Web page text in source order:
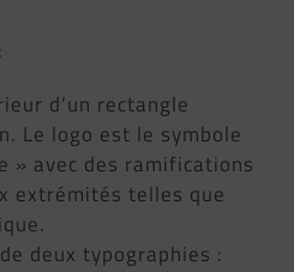
d’un rectangle
Le logo est le symbole
» avec des ramifications
extrémités telles que
deux typographies :